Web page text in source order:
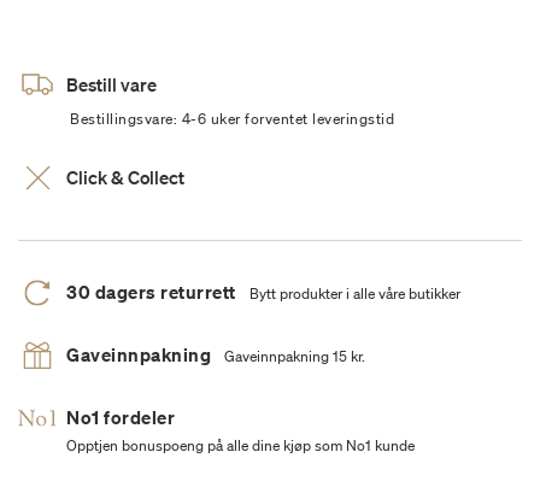
Bestill vare
Bestillingsvare: 4-6 uker forventet leveringstid
Click & Collect
30 dagers returrett Bytt produkter i alle våre butikker
Gaveinnpakning Gaveinnpakning 15 kr.
No1 fordeler
Opptjen bonuspoeng på alle dine kjøp som No1 kunde